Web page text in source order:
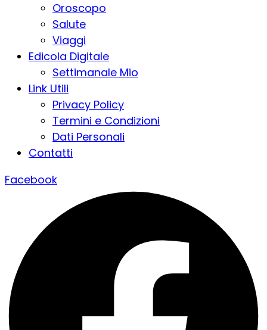
Oroscopo
Salute
Viaggi
Edicola Digitale
Settimanale Mio
Link Utili
Privacy Policy
Termini e Condizioni
Dati Personali
Contatti
Facebook